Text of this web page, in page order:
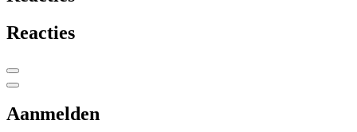
Reacties
Aanmelden